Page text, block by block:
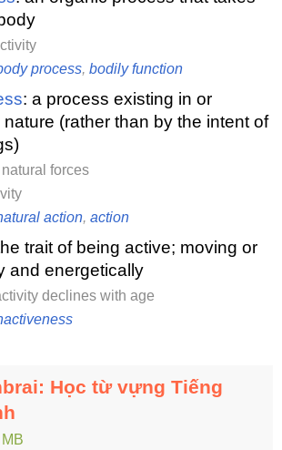
process, bodily function
: a process existing in or
(rather than by the intent of
forces
action, action
trait of being active; moving or
and energetically
declines with age
Học từ vựng Tiếng